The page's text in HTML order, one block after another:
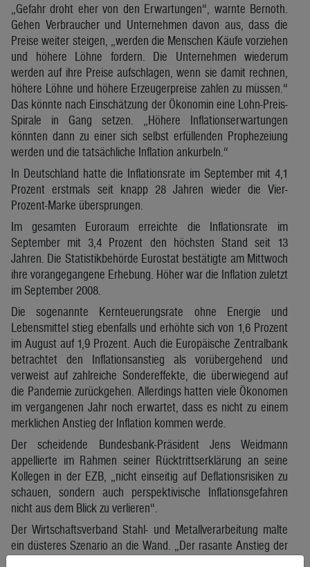
„Gefahr droht eher von den Erwartungen“, warnte Bernoth.
Gehen Verbraucher und Unternehmen davon aus, dass die
Preise weiter steigen, „werden die Menschen Käufe vorziehen
und höhere Löhne fordern. Die Unternehmen wiederum
werden auf ihre Preise aufschlagen, wenn sie damit rechnen,
höhere Löhne und höhere Erzeugerpreise zahlen zu müssen.“
Das könnte nach Einschätzung der Ökonomin eine Lohn-Preis-
Spirale in Gang setzen. „Höhere Inflationserwartungen
könnten dann zu einer sich selbst erfüllenden Prophezeiung
werden und die tatsächliche Inflation ankurbeln.“
In Deutschland hatte die Inflationsrate im September mit 4,1
Prozent erstmals seit knapp 28 Jahren wieder die Vier-
Prozent-Marke übersprungen.
Im gesamten Euroraum erreichte die Inflationsrate im
September mit 3,4 Prozent den höchsten Stand seit 13
Jahren. Die Statistikbehörde Eurostat bestätigte am Mittwoch
ihre vorangegangene Erhebung. Höher war die Inflation zuletzt
im September 2008.
Die sogenannte Kernteuerungsrate ohne Energie und
Lebensmittel stieg ebenfalls und erhöhte sich von 1,6 Prozent
im August auf 1,9 Prozent. Auch die Europäische Zentralbank
betrachtet den Inflationsanstieg als vorübergehend und
verweist auf zahlreiche Sondereffekte, die überwiegend auf
die Pandemie zurückgehen. Allerdings hatten viele Ökonomen
im vergangenen Jahr noch erwartet, dass es nicht zu einem
merklichen Anstieg der Inflation kommen werde.
Der scheidende Bundesbank-Präsident Jens Weidmann
appellierte im Rahmen seiner Rücktrittserklärung an seine
Kollegen in der EZB, „nicht einseitig auf Deflationsrisiken zu
schauen, sondern auch perspektivische Inflationsgefahren
nicht aus dem Blick zu verlieren“.
Der Wirtschaftsverband Stahl- und Metallverarbeitung malte
ein düsteres Szenario an die Wand. „Der rasante Anstieg der